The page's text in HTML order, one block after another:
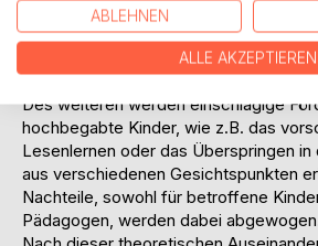
einer frühen Förderung ebenso
erkannte Probleme und
das Ausbleiben von adäquater
hochbegabten Kindern entstehen
Des weiteren werden einschlägige
hochbegabte Kinder, wie z.B. das
Lesenlernen oder das Überspringen in
aus verschiedenen Gesichtspunkten
Nachteile, sowohl für betroffene
Pädagogen, werden dabei
ABLEHNEN
ALLE AKZEPTIEREN